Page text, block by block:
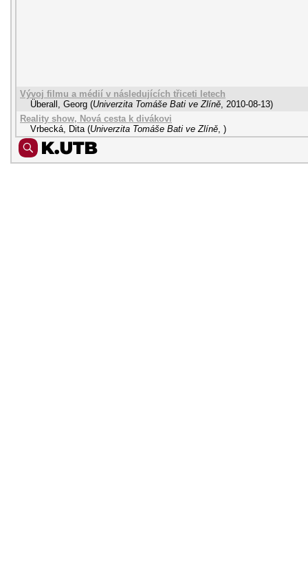
Vývoj filmu a médií v následujících třiceti letech
Überall, Georg (Univerzita Tomáše Bati ve Zlíně, 2010-08-13)
Reality show, Nová cesta k divákovi
Vrbecká, Dita (Univerzita Tomáše Bati ve Zlíně, )